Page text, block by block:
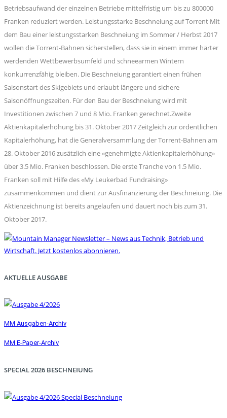
Betriebsaufwand der einzelnen Betriebe mittelfristig um bis zu 800000
Franken reduziert werden. Leistungsstarke Beschneiung auf Torrent Mit
dem Bau einer leistungsstarken Beschneiung im Sommer / Herbst 2017
wollen die Torrent-Bahnen sicherstellen, dass sie in einem immer härter
werdenden Wettbewerbsumfeld und schneearmen Wintern
konkurrenzfähig bleiben. Die Beschneiung garantiert einen frühen
Saisonstart des Skigebiets und erlaubt längere und sichere
Saisonöffnungszeiten. Für den Bau der Beschneiung wird mit
Investitionen zwischen 7 und 8 Mio. Franken gerechnet.Zweite
Aktienkapitalerhöhung bis 31. Oktober 2017 Zeitgleich zur ordentlichen
Kapitalerhöhung, hat die Generalversammlung der Torrent-Bahnen am
28. Oktober 2016 zusätzlich eine «genehmigte Aktienkapitalerhöhung»
über 3.5 Mio. Franken beschlossen. Die erste Tranche von 1.5 Mio.
Franken soll mit Hilfe des «My Leukerbad Fundraising»
zusammenkommen und dient zur Ausfinanzierung der Beschneiung. Die
Aktienzeichnung ist bereits angelaufen und dauert noch bis zum 31.
Oktober 2017.
AKTUELLE AUSGABE
MM Ausgaben-Archiv
MM E-Paper-Archiv
SPECIAL 2026 BESCHNEIUNG